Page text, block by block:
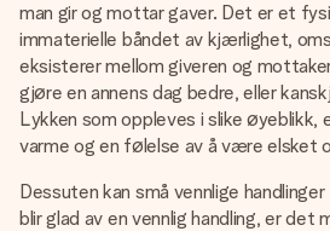
man gir og mottar gaver. Det er et
immaterielle båndet av kjærlighet,
eksisterer mellom giveren og
gjøre en annens dag bedre, eller
Lykken som oppleves i slike øyeblikk,
varme og en følelse av å være elsket
Dessuten kan små vennlige
blir glad av en vennlig handling, er det